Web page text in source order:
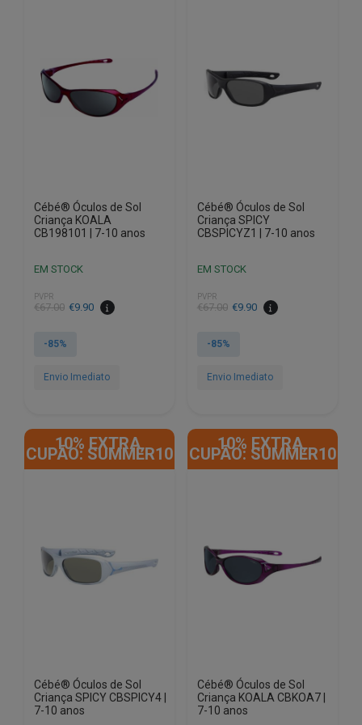
Cébé® Óculos de Sol
Criança KOALA
CB198101 | 7-10 anos
EM STOCK
PVPR
€67.00
O
original
€67.00.
€9.90
O
atual
€9.90.
-85%
Envio Imediato
Cébé® Óculos de Sol
Criança SPICY
CBSPICYZ1 | 7-10 anos
EM STOCK
PVPR
€67.00
O
original
€67.00.
€9.90
O
atual
€9.90.
-85%
Envio Imediato
10% EXTRA,
CUPÃO: SUMMER10
Cébé® Óculos de Sol
Criança SPICY CBSPICY4 |
7-10 anos
10% EXTRA,
CUPÃO: SUMMER10
Cébé® Óculos de Sol
Criança KOALA CBKOA7 |
7-10 anos